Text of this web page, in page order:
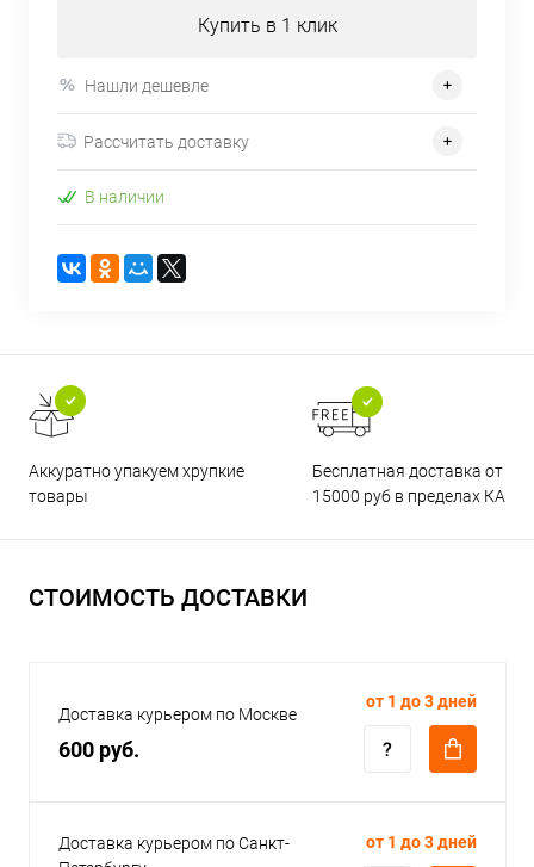
Купить в 1 клик
Нашли дешевле
Рассчитать доставку
В наличии
Аккуратно упакуем хрупкие
товары
Бесплатная доставка от
15000 руб в пределах КАД
СТОИМОСТЬ ДОСТАВКИ
Доставка курьером по Москве
600 руб.
от 1 до 3 дней
Доставка курьером по Санкт-
от 1 до 3 дней